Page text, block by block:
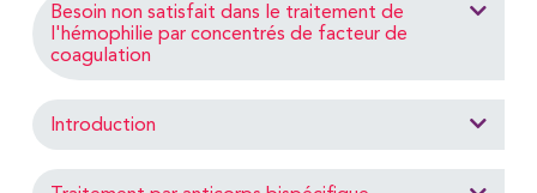
Besoin non satisfait dans le traitement de
l'hémophilie par concentrés de facteur de
coagulation
Introduction